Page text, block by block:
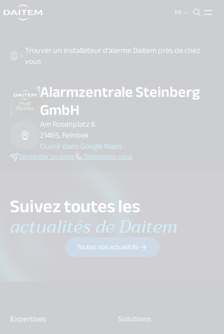
FR
search.label
Trouver un installateur d’alarme Daitem près de chez
vous
Alarmzentrale Steinberg
GmbH
Am Rosenplatz 6
21465, Reinbek
Ouvrir dans Google Maps
Demander un devis Téléphonez-nous
Suivez toutes les
actualités de Daitem
Toutes nos actualités
Expertises
Solutions